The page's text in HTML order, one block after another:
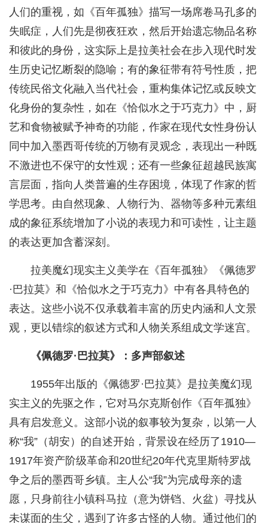
人们的重视，如《百年孤独》描写一场席卷马孔多的
失眠症，人们先是彻夜狂欢，然后开始遗忘物品名称
和彼此的身份，这实际上是拉美社会在步入现代时发
生历史记忆断裂的隐喻；有的象征带有符号性质，把
传统民俗文化融入当代社会，重构集体记忆或反映文
化身份的复杂性，如在《恰似水之于巧克力》中，厨
艺和食物被赋予神奇的功能，作家在现代女性身份认
同中加入墨西哥传统的万物有灵观念，表现出一种既
不激进也不保守的女性观；还有一些象征超越民族寓
言层面，指向人类普遍的生存困境，体现了作家的哲
学思考。由自然现象、人物行为、器物等多种元素组
成的象征系统增加了小说的表现力和可读性，让主题
的表达更加含蓄深刻。
拉美魔幻现实主义美学在《百年孤独》《佩德罗
·巴拉莫》和《恰似水之于巧克力》中有各具特色的
表达。这些小说不仅承载着丰富的历史内涵和人文景
观，更以错综的叙述方式和人物关系组成文学迷宫。
《佩德罗·巴拉莫》：多声部叙述
1955年出版的《佩德罗·巴拉莫》是拉美魔幻现
实主义的先驱之作，它对马尔克斯创作《百年孤独》
具有启发意义。这部小说的叙事较为复杂，以第一人
称“我”（胡安）的自述开始，背景设在经历了1910—
1917年资产阶级革命和20世纪20年代克里斯特罗战
争之后的墨西哥乡镇。主人公“我”为完成母亲的遗
愿，只身前往小镇科马拉（意为饼铛、火盆）寻找从
未谋面的生父，遇到了许多古怪的人物。通过他们的